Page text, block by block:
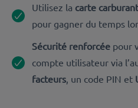
Utilisez la carte
pour gagner du temps
Sécurité renforcée pour
compte utilisateur via
facteurs , un code PIN et